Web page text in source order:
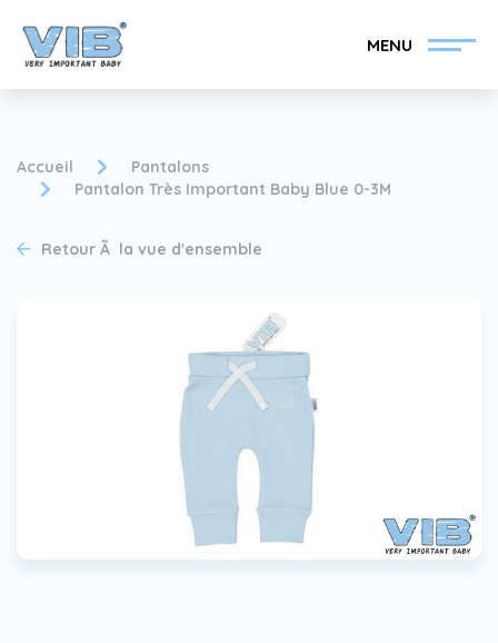
MENU
Devenir un revendeur
Sur le VIB®
Trouvez votre
VIB®
Accueil
Pantalons
Pantalon Très Important Baby Blue 0-3M
Retour Ã la vue d'ensemble